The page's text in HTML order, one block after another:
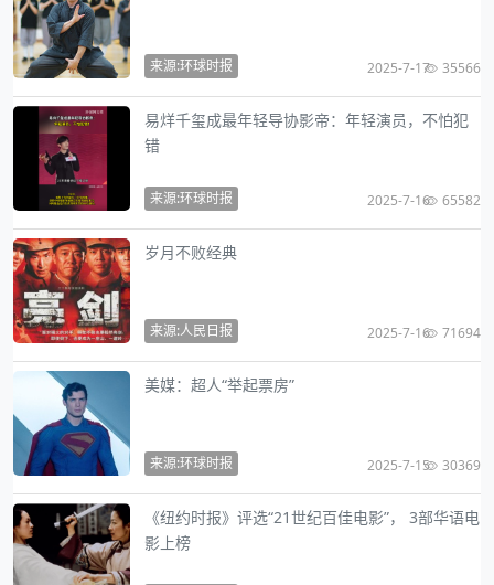
来源:环球时报 2025-7-17 35566
易烊千玺成最年轻导协影帝：年轻演员，不怕犯
错
来源:环球时报 2025-7-16 65582
岁月不败经典
来源:人民日报 2025-7-16 71694
美媒：超人“举起票房”
来源:环球时报 2025-7-15 30369
《纽约时报》评选“21世纪百佳电影”， 3部华语电
影上榜